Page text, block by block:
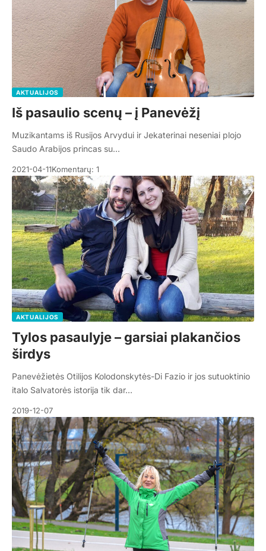
AKTUALIJOS
Iš pasaulio scenų – į Panevėžį
Muzikantams iš Rusijos Arvydui ir Jekaterinai neseniai plojo
Saudo Arabijos princas su…
2021-04-11Komentarų: 1
AKTUALIJOS
Tylos pasaulyje – garsiai plakančios
širdys
Panevėžietės Otilijos Kolodonskytės-Di Fazio ir jos sutuoktinio
italo Salvatorės istorija tik dar…
2019-12-07